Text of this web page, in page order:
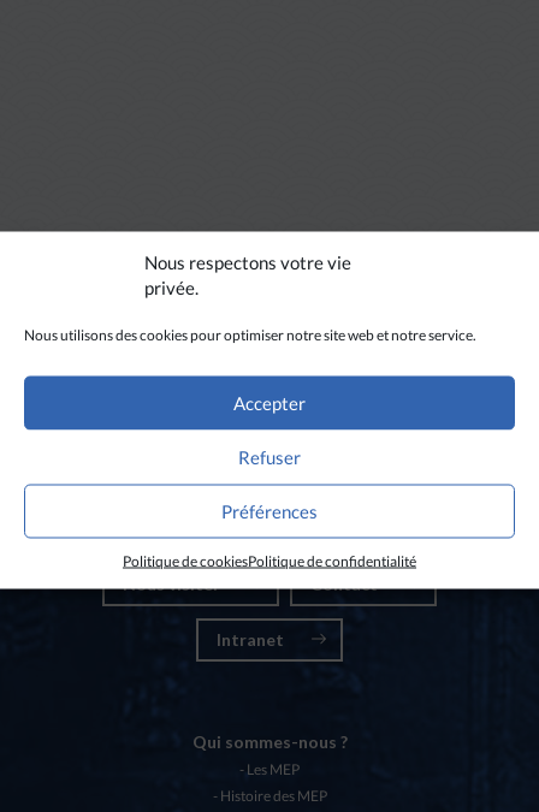
Nous respectons votre vie
privée.
Nous utilisons des cookies pour optimiser notre site web et notre service.
Accepter
Refuser
Préférences
Politique de cookiesPolitique de confidentialité
Nous visiter Contact
Intranet
Qui sommes-nous ?
Les MEP
Histoire des MEP